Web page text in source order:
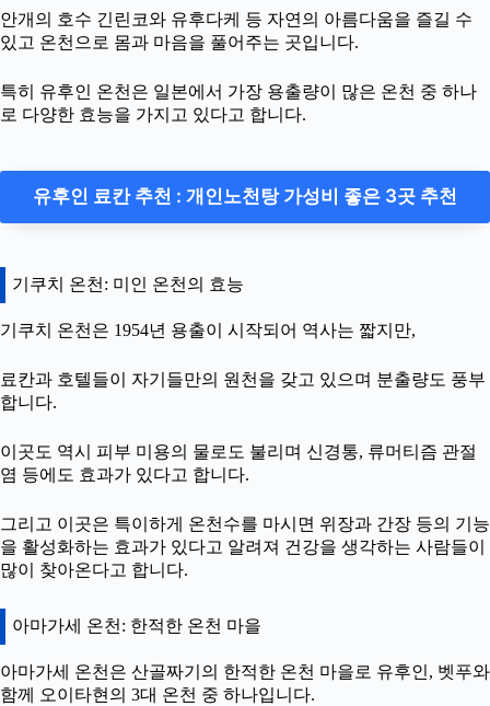
안개의 호수 긴린코와 유후다케 등 자연의 아름다움을 즐길 수
있고 온천으로 몸과 마음을 풀어주는 곳입니다.
특히 유후인 온천은 일본에서 가장 용출량이 많은 온천 중 하나
로 다양한 효능을 가지고 있다고 합니다.
유후인 료칸 추천 : 개인노천탕 가성비 좋은 3곳 추천
기쿠치 온천: 미인 온천의 효능
기쿠치 온천은 1954년 용출이 시작되어 역사는 짧지만,
료칸과 호텔들이 자기들만의 원천을 갖고 있으며 분출량도 풍부
합니다.
이곳도 역시 피부 미용의 물로도 불리며 신경통, 류머티즘 관절
염 등에도 효과가 있다고 합니다.
그리고 이곳은 특이하게 온천수를 마시면 위장과 간장 등의 기능
을 활성화하는 효과가 있다고 알려져 건강을 생각하는 사람들이
많이 찾아온다고 합니다.
아마가세 온천: 한적한 온천 마을
아마가세 온천은 산골짜기의 한적한 온천 마을로 유후인, 벳푸와
함께 오이타현의 3대 온천 중 하나입니다.